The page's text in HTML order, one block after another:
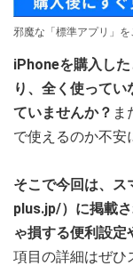
邪魔な「標準アプリ」
iPhoneを購入し
り、全く使って
ていませんか？ ま
で使えるのか不安
そこで今回は、
plus.jp/）に掲載
ゃ損する便利設定
項目の詳細はぜひ